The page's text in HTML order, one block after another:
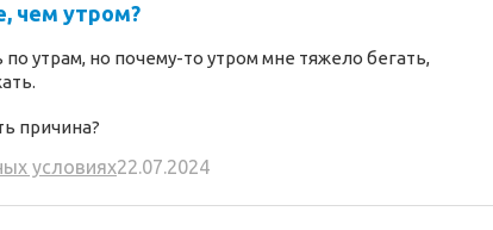
чем утром?
утрам, но почему-то утром мне тяжело бегать,
причина?
условиях22.07.2024